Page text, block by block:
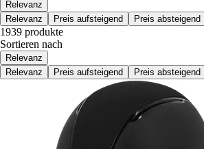
Relevanz
Relevanz
Preis aufsteigend Preis absteigend
1939 produkte
Sortieren nach
Relevanz
Relevanz
Preis aufsteigend Preis absteigend